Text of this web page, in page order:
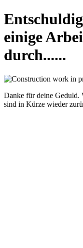
einige
durch......
Danke für deine Geduld.
sind in Kürze wieder